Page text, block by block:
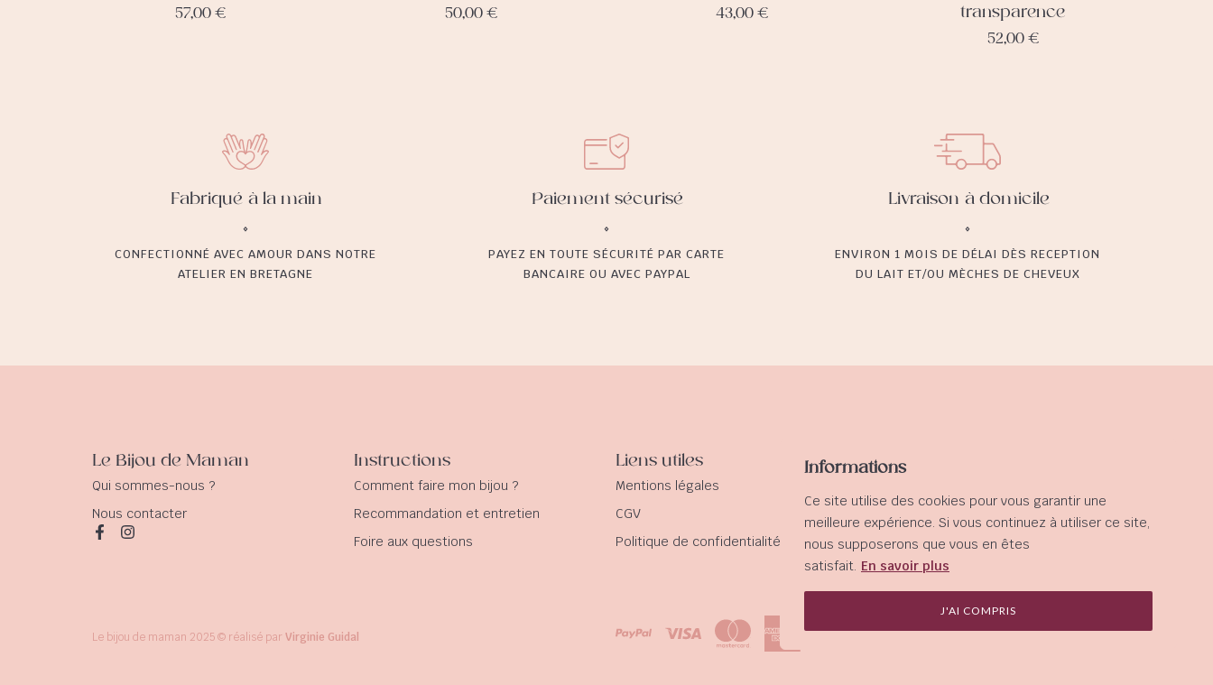
Informations
Ce site utilise des cookies pour vous garantir une
meilleure expérience. Si vous continuez à utiliser ce site,
nous supposerons que vous en êtes
satisfait. En savoir plus
J'AI COMPRIS
57,00€ 50,00€ 43,00€
transparence
52,00€
Fabriqué à la main
CONFECTIONNÉ AVEC AMOUR DANS NOTRE
ATELIER EN BRETAGNE
Paiement sécurisé
PAYEZ EN TOUTE SÉCURITÉ PAR CARTE
BANCAIRE OU AVEC PAYPAL
Livraison à domicile
ENVIRON 1 MOIS DE DÉLAI DÈS RECEPTION
DU LAIT ET/OU MÈCHES DE CHEVEUX
Le Bijou de Maman
Qui sommes-nous ?
Nous contacter
Instructions
Comment faire mon bijou ?
Recommandation et entretien
Foire aux questions
Liens utiles
Mentions légales
CGV
Politique de confidentialité
Accès rapide
Suivre ma commande
Mes informations
Le bijou de maman 2025 © réalisé par Virginie Guidal